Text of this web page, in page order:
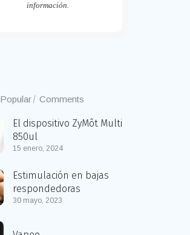
información.
Popular Comments
El dispositivo ZyMôt Multi
850ul
15 enero, 2024
Estimulación en bajas
respondedoras
30 mayo, 2023